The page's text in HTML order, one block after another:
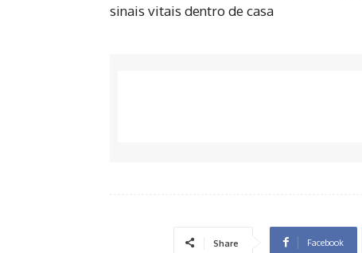
sinais vitais dentro de casa
Share Facebook